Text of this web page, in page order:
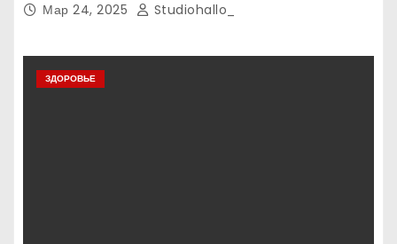
Мар 24, 2025 Studiohallo_
ЗДОРОВЬЕ